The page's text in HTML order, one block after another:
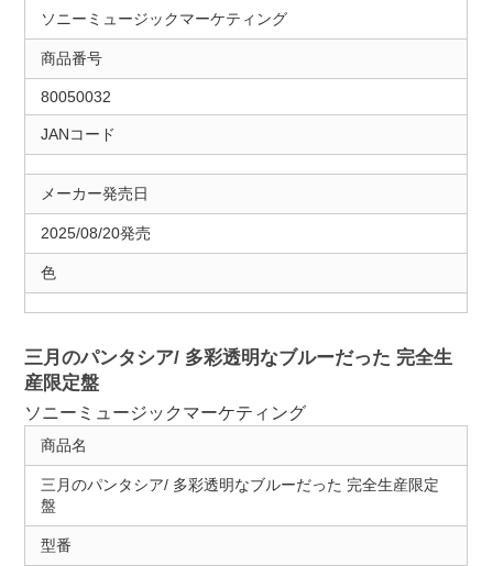
ソニーミュージックマーケティング
商品番号
80050032
JANコード
メーカー発売日
2025/08/20発売
色
三月のパンタシア/ 多彩透明なブルーだった 完全生
産限定盤
ソニーミュージックマーケティング
商品名
三月のパンタシア/ 多彩透明なブルーだった 完全生産限定
盤
型番